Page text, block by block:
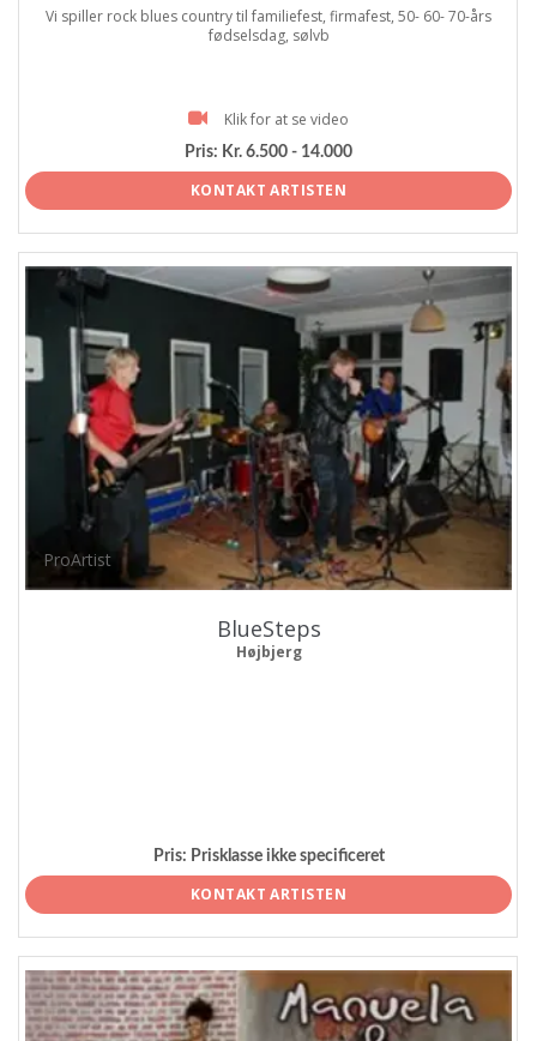
Vi spiller rock blues country til familiefest, firmafest, 50- 60- 70-års
fødselsdag, sølvb
Klik for at se video
Pris: Kr. 6.500 - 14.000
KONTAKT ARTISTEN
ProArtist
BlueSteps
Højbjerg
Pris: Prisklasse ikke specificeret
KONTAKT ARTISTEN